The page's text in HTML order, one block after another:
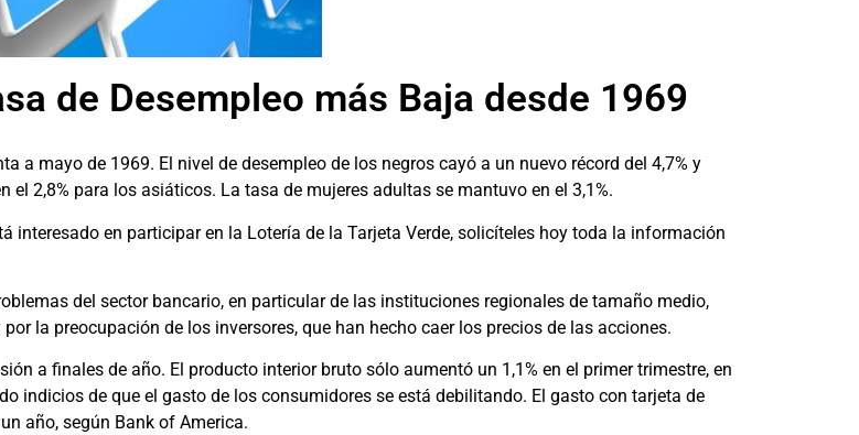
de Desempleo más Baja desde 1969
a mayo de 1969. El nivel de desempleo de los negros cayó a un nuevo récord del 4,7% y
2,8% para los asiáticos. La tasa de mujeres adultas se mantuvo en el 3,1%.
interesado en participar en la Lotería de la Tarjeta Verde, solicíteles hoy toda la información
del sector bancario, en particular de las instituciones regionales de tamaño medio,
la preocupación de los inversores, que han hecho caer los precios de las acciones.
a finales de año. El producto interior bruto sólo aumentó un 1,1% en el primer trimestre, en
indicios de que el gasto de los consumidores se está debilitando. El gasto con tarjeta de
año, según Bank of America.